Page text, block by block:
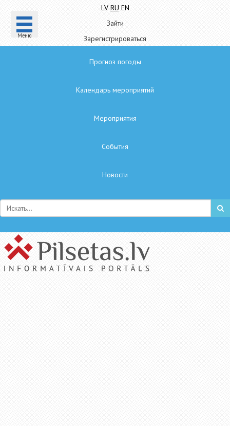
Mеню
LV RU EN
Зайти
Зарегистрироваться
Прогноз погоды
Календарь мероприятий
Мероприятия
Cобытия
Hовости